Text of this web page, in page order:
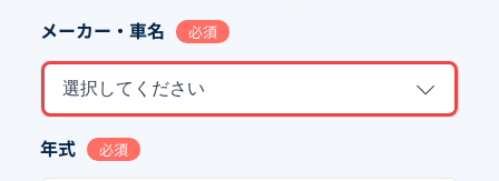
メーカー・車名 必須
選択してください
年式 必須